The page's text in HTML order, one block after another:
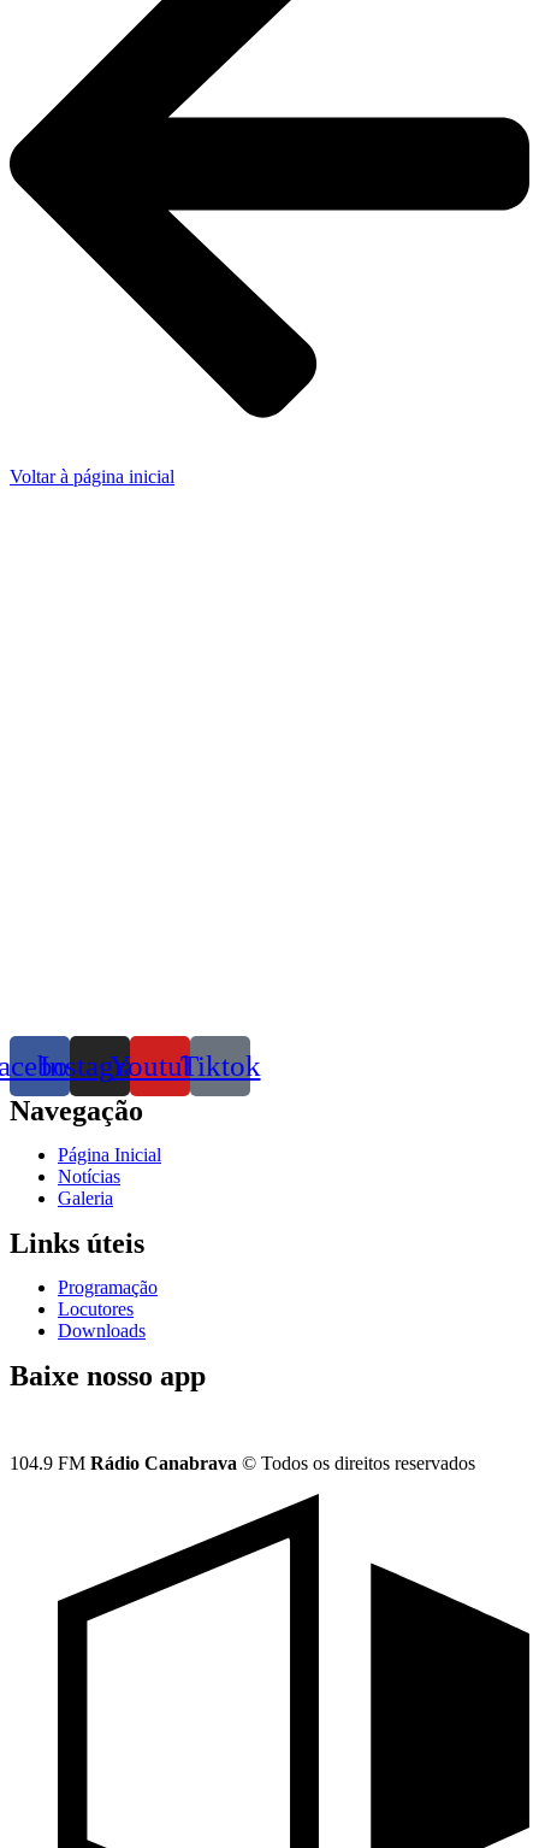
Voltar à página inicial
InstagramYoutubeTiktok
Navegação
Página Inicial
Notícias
Galeria
Links úteis
Programação
Locutores
Downloads
Baixe nosso app
104.9 FM Rádio Canabrava © Todos os direitos reservados